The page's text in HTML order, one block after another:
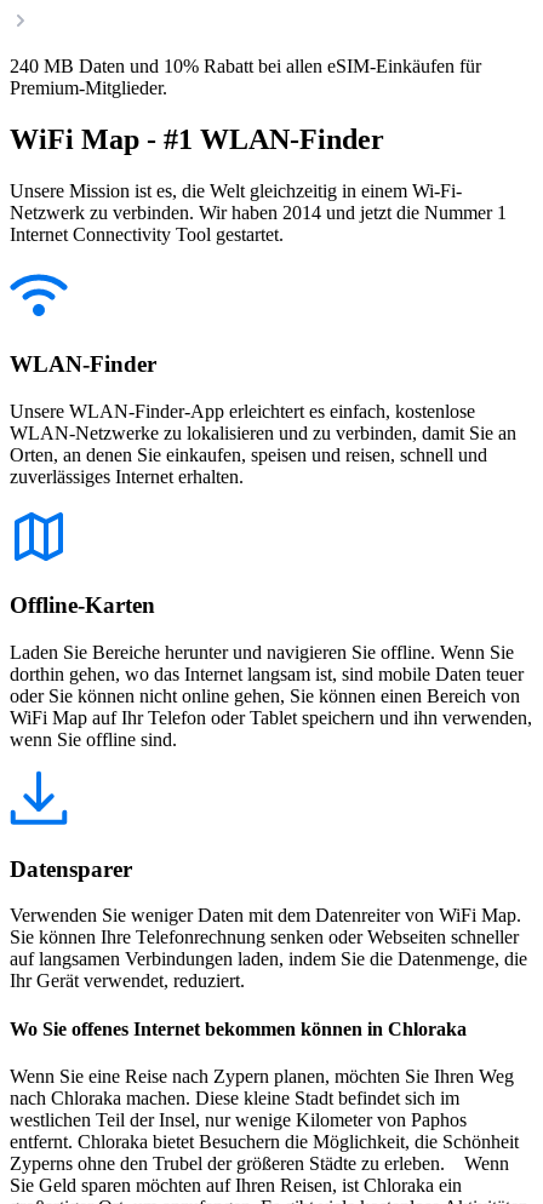
240 MB Daten und 10% Rabatt bei allen eSIM-Einkäufen für
Premium-Mitglieder.
WiFi Map - #1 WLAN-Finder
Unsere Mission ist es, die Welt gleichzeitig in einem Wi-Fi-
Netzwerk zu verbinden. Wir haben 2014 und jetzt die Nummer 1
Internet Connectivity Tool gestartet.
WLAN-Finder
Unsere WLAN-Finder-App erleichtert es einfach, kostenlose
WLAN-Netzwerke zu lokalisieren und zu verbinden, damit Sie an
Orten, an denen Sie einkaufen, speisen und reisen, schnell und
zuverlässiges Internet erhalten.
Offline-Karten
Laden Sie Bereiche herunter und navigieren Sie offline. Wenn Sie
dorthin gehen, wo das Internet langsam ist, sind mobile Daten teuer
oder Sie können nicht online gehen, Sie können einen Bereich von
WiFi Map auf Ihr Telefon oder Tablet speichern und ihn verwenden,
wenn Sie offline sind.
Datensparer
Verwenden Sie weniger Daten mit dem Datenreiter von WiFi Map.
Sie können Ihre Telefonrechnung senken oder Webseiten schneller
auf langsamen Verbindungen laden, indem Sie die Datenmenge, die
Ihr Gerät verwendet, reduziert.
Wo Sie offenes Internet bekommen können in Chloraka
Wenn Sie eine Reise nach Zypern planen, möchten Sie Ihren Weg
nach Chloraka machen. Diese kleine Stadt befindet sich im
westlichen Teil der Insel, nur wenige Kilometer von Paphos
entfernt. Chloraka bietet Besuchern die Möglichkeit, die Schönheit
Zyperns ohne den Trubel der größeren Städte zu erleben. Wenn
Sie Geld sparen möchten auf Ihren Reisen, ist Chloraka ein